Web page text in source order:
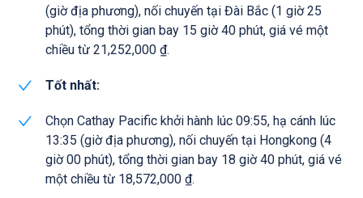
(giờ địa phương), nối chuyến tại Đài Bắc (1 giờ 25
phút), tổng thời gian bay 15 giờ 40 phút, giá vé một
chiều từ 21,252,000 ₫.
Tốt nhất:
Chọn Cathay Pacific khởi hành lúc 09:55, hạ cánh lúc
13:35 (giờ địa phương), nối chuyến tại Hongkong (4
giờ 00 phút), tổng thời gian bay 18 giờ 40 phút, giá vé
một chiều từ 18,572,000 ₫.